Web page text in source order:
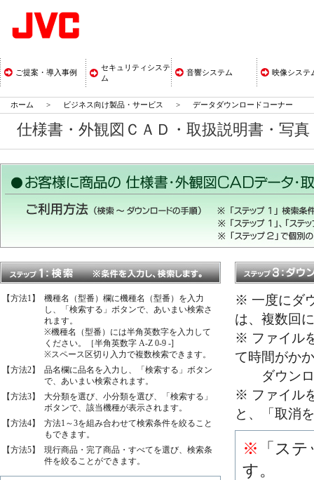
ご提案・導入事例
セキュリティシステ
ム
音響システム 映像システ
ホーム > ビジネス向け製品・サービス > データダウンロードコーナー
仕様書・外観図ＣＡＤ・取扱説明書・
【方法1】
機種名（型番）欄に機種名（型番）を入力
し、「検索する」ボタンで、あいまい検索さ
れます。
※機種名（型番）には半角英数字を入力して
ください。［半角英数字 A-Z 0-9 -]
※スペース区切り入力で複数検索できます。
【方法2】
品名欄に品名を入力し、「検索する」ボタン
で、あいまい検索されます。
【方法3】
大分類を選び、小分類を選び、「検索する」
ボタンで、該当機種が表示されます。
【方法4】
方法1～3を組み合わせて検索条件を絞ること
もできます。
【方法5】
現行商品・完了商品・すべてを選び、検索条
件を絞ることができます。
※ 一度にダ
は、複数回
※ ファイル
て時間がか
ダウンロ
※ ファイル
と、「取消
※
「ス
す。